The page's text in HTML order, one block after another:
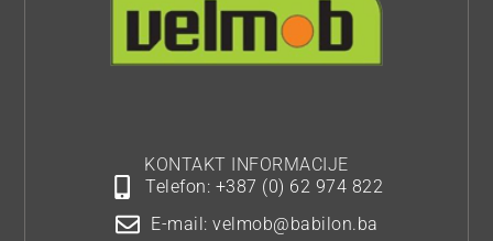
KONTAKT INFORMACIJE
Telefon: +387 (0) 62 974 822
E-mail: velmob@babilon.ba